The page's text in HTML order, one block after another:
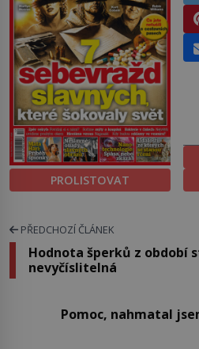
PROLISTOVAT
PŘEDCHOZÍ ČLÁNEK
Hodnota šperků z období
nevyčíslitelná
Pomoc, nahmatal